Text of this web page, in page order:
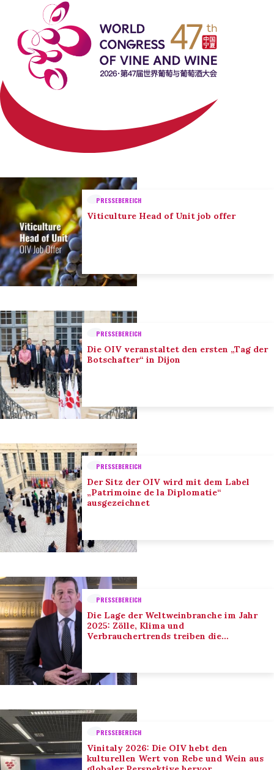
PRESSEBEREICH
Viticulture Head of Unit job offer
PRESSEBEREICH
Die OIV veranstaltet den ersten „Tag der
Botschafter“ in Dijon
PRESSEBEREICH
Der Sitz der OIV wird mit dem Label
„Patrimoine de la Diplomatie“
ausgezeichnet
PRESSEBEREICH
Die Lage der Weltweinbranche im Jahr
2025: Zölle, Klima und
Verbrauchertrends treiben die
PRESSEBEREICH
Vinitaly 2026: Die OIV hebt den
kulturellen Wert von Rebe und Wein aus